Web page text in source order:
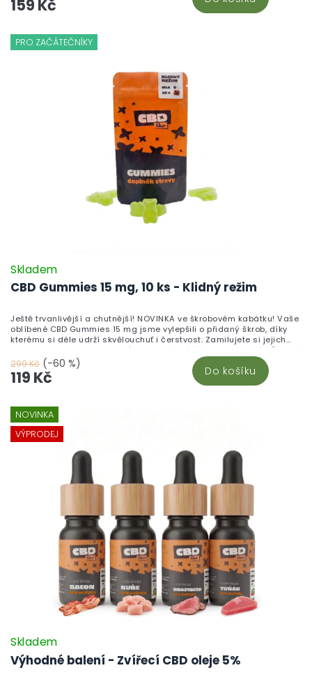
159 Kč
maximální kvalitu a bezpečnost.Chuť, která vydrží. Účinky, které
PRO ZAČÁTEČNÍKY
CBD Gummies 15 mg, 10 ks - Klidný režim
Skladem
299 Kč (-60 %)
119 Kč Do košíku
Ještě trvanlivější a chutnější! NOVINKA ve škrobovém kabátku! Vaše
oblíbené CBD Gummies 15 mg jsme vylepšili o přidaný škrob, díky
kterému si déle udrží skvělouchuť i čerstvost. Zamilujete si jejich
neodolatelnou sladkou chuť a blahodárné účinky kanabinoidů, které
pomáhají zklidnit tělo i mysl. Vyrobeno v České republice z vysoce
kvalitního CBD izolátu a testováno v nezávislých laboratořích pro
maximální kvalitu a bezpečnost. Chuť, která vydrží. Účinky, které
NOVINKA
VÝPRODEJ
Výhodné balení - Zvířecí CBD oleje 5%
Skladem